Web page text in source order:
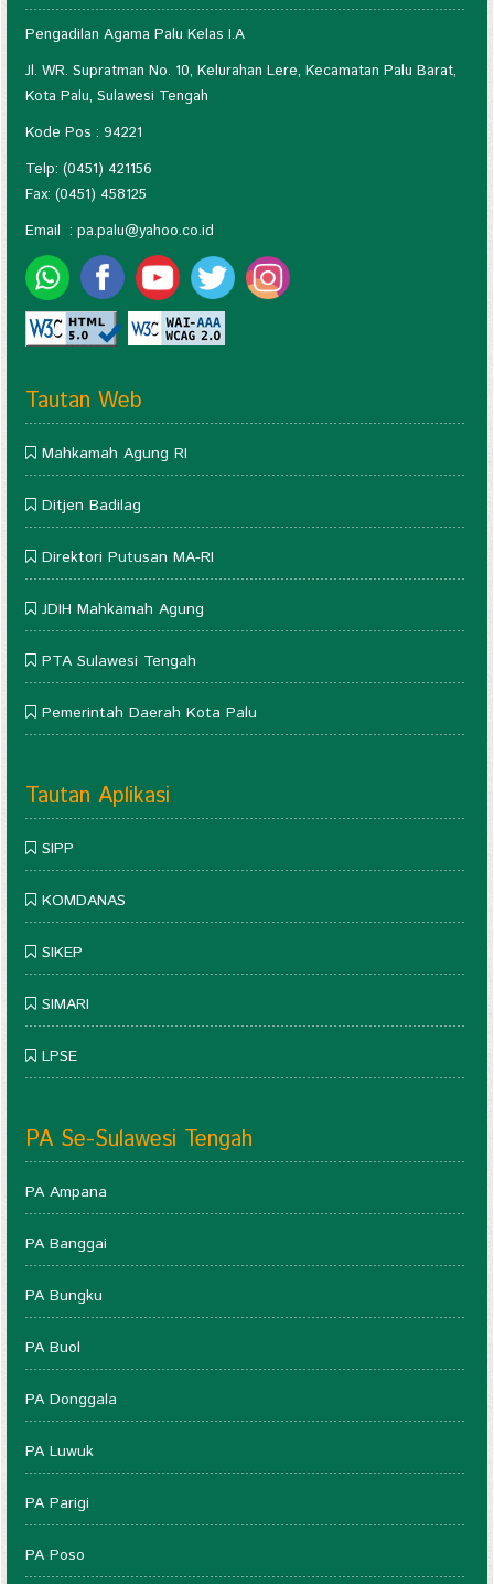
Pengadilan Agama Palu Kelas I.A
Jl. WR. Supratman No. 10, Kelurahan Lere, Kecamatan Palu Barat,
Kota Palu, Sulawesi Tengah
Kode Pos : 94221
Telp: (0451) 421156
Fax: (0451) 458125
Email : pa.palu@yahoo.co.id
Tautan Web
Mahkamah Agung RI
Ditjen Badilag
Direktori Putusan MA-RI
JDIH Mahkamah Agung
PTA Sulawesi Tengah
Pemerintah Daerah Kota Palu
Tautan Aplikasi
SIPP
KOMDANAS
SIKEP
SIMARI
LPSE
PA Se-Sulawesi Tengah
PA Ampana
PA Banggai
PA Bungku
PA Buol
PA Donggala
PA Luwuk
PA Parigi
PA Poso